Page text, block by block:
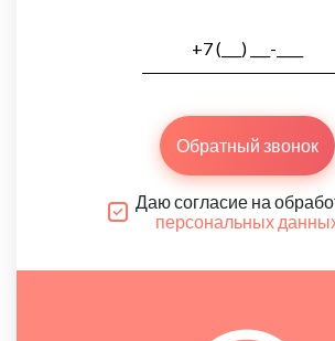
Обратный звонок
Даю согласие на
персональных